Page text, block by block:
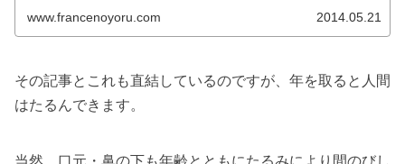
www.francenoyoru.com 2014.05.21
その記事とこれも直結しているのですが、年を取ると人間
はたるんできます。